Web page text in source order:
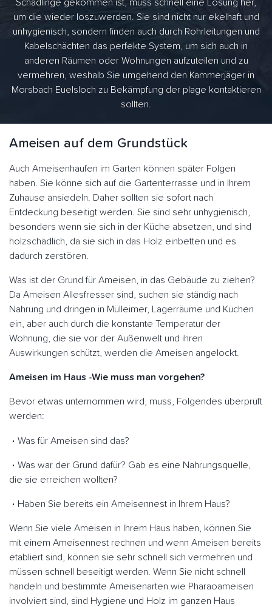
Schädlinge gekommen ist, muss schnell eine Lösung her,
um die wieder loszuwerden. Sie sind nicht nur ekelhaft und
unhygienisch, sondern finden auch durch Rohrleitungen und
Kabelschächten das perfekte System, um sich auch in
anderen Räumen oder Wohnungen aufzuteilen und zu
vermehren, weshalb Sie umgehend den Kammerjäger in
Morsbach Euelsloch zu Bekämpfung der plage kontaktieren
sollten.
Ameisen auf dem Grundstück
Auch Ameisenhaufen im Garten können später Folgen
haben. Sie könne sich auf die Gartenterrasse und in Ihrem
Zuhause ansiedeln. Daher sollten sie sofort nach
Entdeckung beseitigt werden. Sie sind sehr unhygienisch,
besonders wenn sie sich in der Küche absetzen, und sind
holzschädlich, da sie sich in das Holz einbetten und es
dadurch zerstören.
Was ist der Grund für Ameisen, in das Gebäude zu ziehen?
Da Ameisen Allesfresser sind, suchen sie ständig nach
Nahrung und dringen in Mülleimer, Lagerräume und Küchen
ein, aber auch durch die konstante Temperatur der
Wohnung, die sie vor der Außenwelt und ihren
Auswirkungen schützt, werden die Ameisen angelockt.
Ameisen im Haus -Wie muss man vorgehen?
Bevor etwas unternommen wird, muss, Folgendes überprüft
werden:
Was für Ameisen sind das?
Was war der Grund dafür? Gab es eine Nahrungsquelle,
die sie erreichen wollten?
Haben Sie bereits ein Ameisennest in Ihrem Haus?
Wenn Sie viele Ameisen in Ihrem Haus haben, können Sie
mit einem Ameisennest rechnen und wenn Ameisen bereits
etabliert sind, können sie sehr schnell sich vermehren und
müssen schnell beseitigt werden. Wenn Sie nicht schnell
handeln und bestimmte Ameisenarten wie Pharaoameisen
involviert sind, sind Hygiene und Holz im ganzen Haus